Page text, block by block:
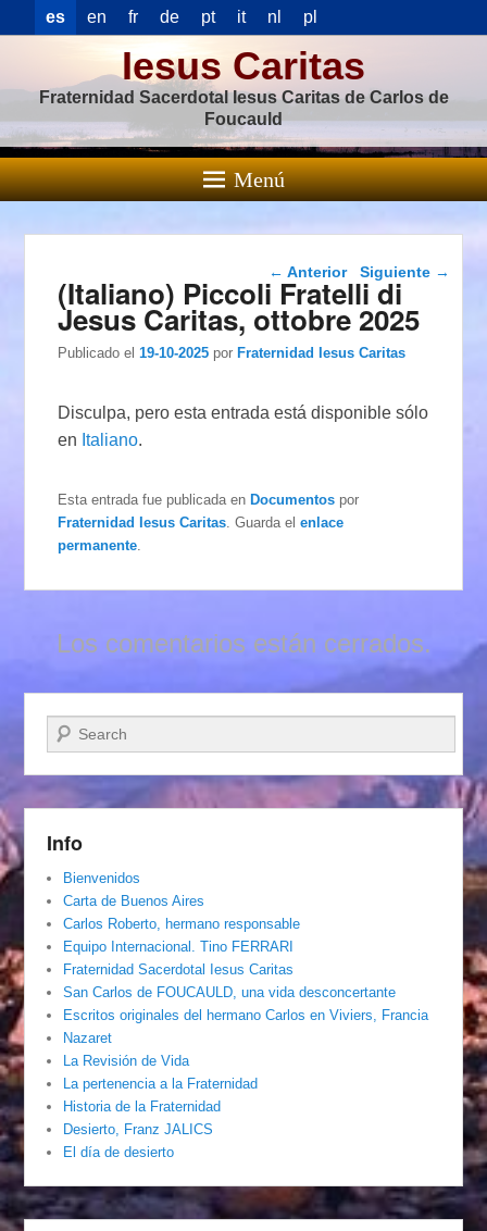
es en fr de pt it nl pl
Iesus Caritas
Fraternidad Sacerdotal Iesus Caritas de Carlos de
Foucauld
Menú
Navegación de
entradas
← Anterior Siguiente →
(Italiano) Piccoli Fratelli di
Jesus Caritas, ottobre 2025
Publicado el 19-10-2025 porFraternidad Iesus Caritas
Disculpa, pero esta entrada está disponible sólo
en Italiano.
Esta entrada fue publicada enDocumentos por
Fraternidad Iesus Caritas . Guarda elenlace
permanente
Los comentarios están cerrados.
Buscar
Info
Bienvenidos
Carta de Buenos Aires
Carlos Roberto, hermano responsable
Equipo Internacional. Tino FERRARI
Fraternidad Sacerdotal Iesus Caritas
San Carlos de FOUCAULD, una vida desconcertante
Escritos originales del hermano Carlos en Viviers, Francia
Nazaret
La Revisión de Vida
La pertenencia a la Fraternidad
Historia de la Fraternidad
Desierto, Franz JALICS
El día de desierto